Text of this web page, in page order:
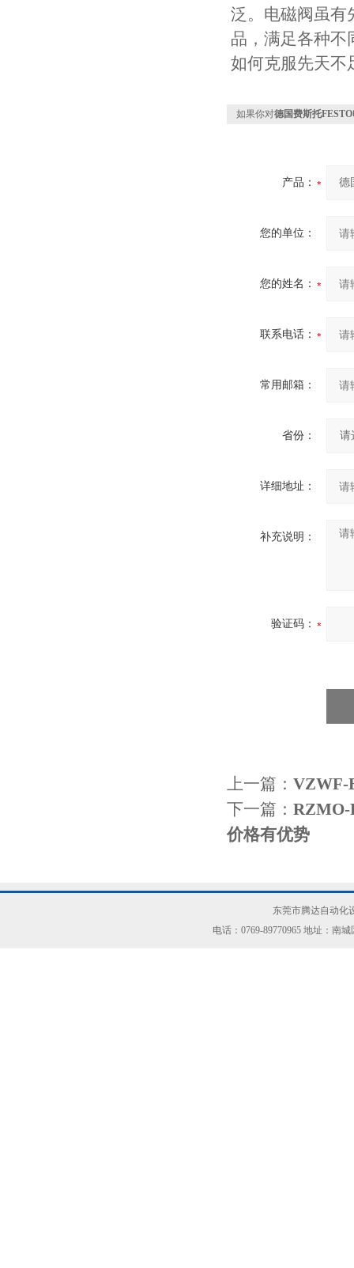
泛。电磁阀虽有
品，满足各种不
如何克服先天不
如果你对德国费斯托
产品：
您的单位：
您的姓名：
联系电话：
常用邮箱：
省份：
详细地址：
补充说明：
验证码：
上一篇： VZWF-
下一篇： RZMO-
价格有优势
东莞市腾达自动化
电话：0769-89770965 地址：南